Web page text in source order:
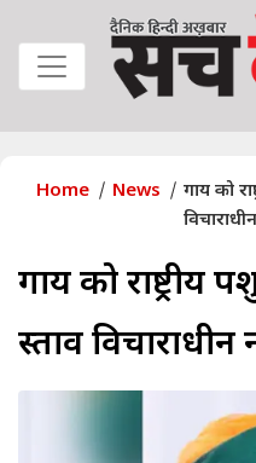
Home News
गाय को
गाय को राष्ट्रीय
प्रस्ताव